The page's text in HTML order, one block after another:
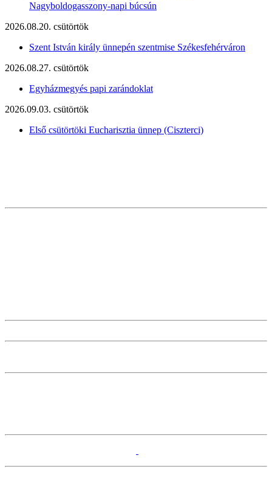
Nagyboldogasszony-napi búcsún
2026.08.20. csütörtök
Szent István király ünnepén szentmise Székesfehérváron
2026.08.27. csütörtök
Egyházmegyés papi zarándoklat
2026.09.03. csütörtök
Első csütörtöki Eucharisztia ünnep (Ciszterci)